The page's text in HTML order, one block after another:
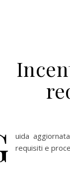
uida
requisiti e